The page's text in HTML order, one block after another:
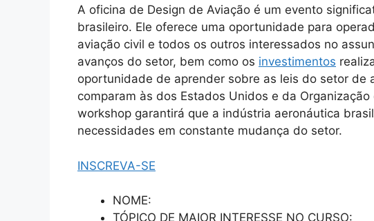
A oficina de Design de Aviação é um evento
brasileiro. Ele oferece uma oportunidade para
aviação civil e todos os outros interessados no
avanços do setor, bem como os investimentos
oportunidade de aprender sobre as leis do setor de
comparam às dos Estados Unidos e da
workshop garantirá que a indústria aeronáutica
necessidades em constante mudança do setor.
INSCREVA-SE
NOME:
TÓPICO DE MAIOR INTERESSE NO CURSO: